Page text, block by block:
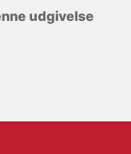
udgivelse